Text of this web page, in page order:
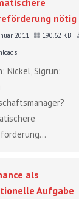
nötig
2011
190.62 KB
Nickel, Sigrun:
als
Aufgabe